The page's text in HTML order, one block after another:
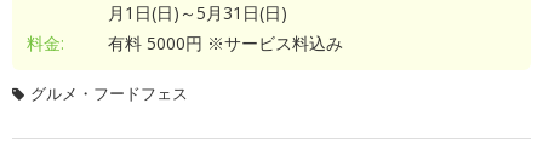
月1日(日)～5月31日(日)
料金:
有料 5000円 ※サービス料込み
グルメ・フードフェス